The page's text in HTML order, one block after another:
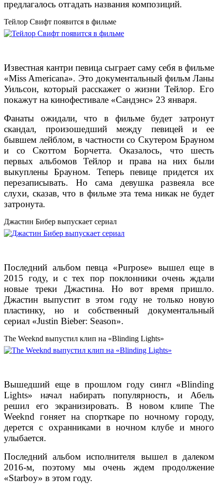
предлагалось отгадать названия композиций.
Тейлор Свифт появится в фильме
Известная кантри певица сыграет саму себя в фильме
«Miss Americana». Это документальный фильм Ланы
Уильсон, который расскажет о жизни Тейлор. Его
покажут на кинофестивале «Сандэнс» 23 января.
Фанаты ожидали, что в фильме будет затронут
скандал, произошедший между певицей и ее
бывшем лейблом, в частности со Скутером Брауном
и со Скоттом Борчетта. Оказалось, что шесть
первых альбомов Тейлор и права на них были
выкуплены Брауном. Теперь певице придется их
перезаписывать. Но сама девушка развеяла все
слухи, сказав, что в фильме эта тема никак не будет
затронута.
Джастин Бибер выпускает сериал
Последний альбом певца «Purpose» вышел еще в
2015 году, и с тех пор поклонники очень ждали
новые треки Джастина. Но вот время пришло.
Джастин выпустит в этом году не только новую
пластинку, но и собственный документальный
сериал «Justin Bieber: Season».
The Weeknd выпустил клип на «Blinding Lights»
Вышедший еще в прошлом году сингл «Blinding
Lights» начал набирать популярность, и Абель
решил его экранизировать. В новом клипе The
Weeknd гоняет на спорткаре по ночному городу,
дерется с охранниками в ночном клубе и много
улыбается.
Последний альбом исполнителя вышел в далеком
2016-м, поэтому мы очень ждем продолжение
«Starboy» в этом году.